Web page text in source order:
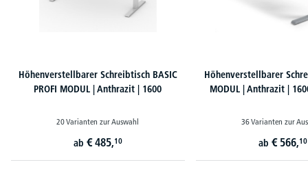
Höhenverstellbarer Schreibtisch BASIC
PROFI MODUL | Anthrazit | 1600
20 Varianten zur Auswahl
ab € 485,10
Höhenverstellbarer
MODUL | Anthrazit |
36 Varianten zur
ab € 566,10